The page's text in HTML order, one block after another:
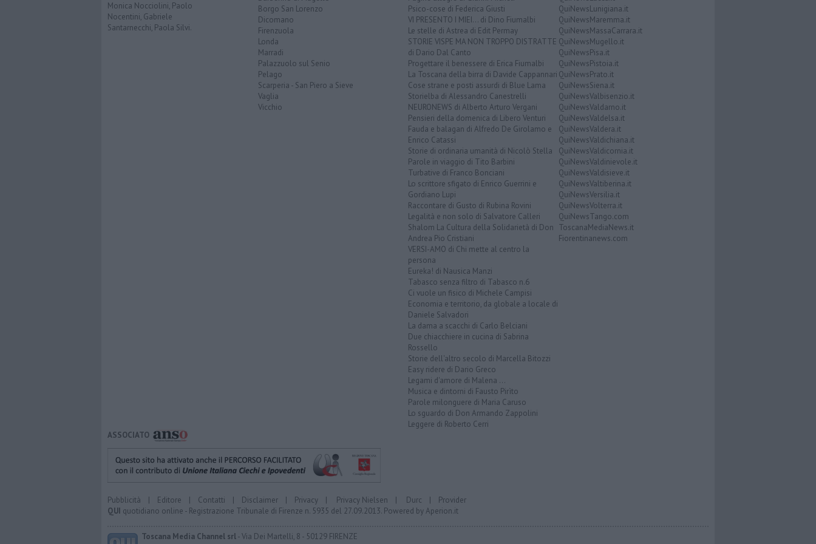
Monica Nocciolini, Paolo
Nocentini, Gabriele
Santarnecchi, Paola Silvi.
Borgo San Lorenzo
Dicomano
Firenzuola
Londa
Marradi
Palazzuolo sul Senio
Pelago
Scarperia - San Piero a Sieve
Vaglia
Vicchio
Psico-cose di Federica Giusti
VI PRESENTO I MIEI... di Dino Fiumalbi
Le stelle di Astrea di Edit Permay
STORIE VISPE MA NON TROPPO DISTRATTE
di Dario Dal Canto
Progettare il benessere di Erica Fiumalbi
La Toscana della birra di Davide Cappannari
Cose strane e posti assurdi di Blue Lama
Storielba di Alessandro Canestrelli
NEURONEWS di Alberto Arturo Vergani
Pensieri della domenica di Libero Venturi
Fauda e balagan di Alfredo De Girolamo e
Enrico Catassi
Storie di ordinaria umanità di Nicolò Stella
Parole in viaggio di Tito Barbini
Turbative di Franco Bonciani
Lo scrittore sfigato di Enrico Guerrini e
Gordiano Lupi
Raccontare di Gusto di Rubina Rovini
Legalità e non solo di Salvatore Calleri
Shalom La Cultura della Solidarietà di Don
Andrea Pio Cristiani
VERSI-AMO di Chi mette al centro la
persona
Eureka! di Nausica Manzi
Tabasco senza filtro di Tabasco n.6
Ci vuole un fisico di Michele Campisi
Economia e territorio, da globale a locale di
Daniele Salvadori
La dama a scacchi di Carlo Belciani
Due chiacchiere in cucina di Sabrina
Rossello
Storie dell'altro secolo di Marcella Bitozzi
Easy ridere di Dario Greco
Legami d'amore di Malena ...
Musica e dintorni di Fausto Pirìto
Parole milonguere di Maria Caruso
Lo sguardo di Don Armando Zappolini
Leggere di Roberto Cerri
QuiNewsLunigiana.it
QuiNewsMaremma.it
QuiNewsMassaCarrara.it
QuiNewsMugello.it
QuiNewsPisa.it
QuiNewsPistoia.it
QuiNewsPrato.it
QuiNewsSiena.it
QuiNewsValbisenzio.it
QuiNewsValdarno.it
QuiNewsValdelsa.it
QuiNewsValdera.it
QuiNewsValdichiana.it
QuiNewsValdicornia.it
QuiNewsValdinievole.it
QuiNewsValdisieve.it
QuiNewsValtiberina.it
QuiNewsVersilia.it
QuiNewsVolterra.it
QuiNewsTango.com
ToscanaMediaNews.it
Fiorentinanews.com
ASSOCIATO
Pubblicità | Editore | Contatti | Disclaimer | Privacy | Privacy Nielsen | Durc | Provider
QUI quotidiano online - Registrazione Tribunale di Firenze n. 5935 del 27.09.2013. Powered byAperion.it
Toscana Media Channel srl- Via Dei Martelli, 8 - 50129 FIRENZE